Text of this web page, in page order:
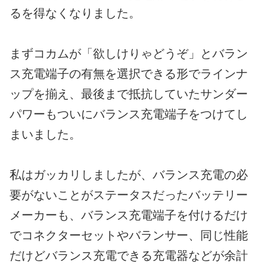
るを得なくなりました。
まずコカムが「欲しけりゃどうぞ」とバラン
ス充電端子の有無を選択できる形でラインナ
ップを揃え、最後まで抵抗していたサンダー
パワーもついにバランス充電端子をつけてし
まいました。
私はガッカリしましたが、バランス充電の必
要がないことがステータスだったバッテリー
メーカーも、バランス充電端子を付けるだけ
でコネクターセットやバランサー、同じ性能
だけどバランス充電できる充電器などが余計